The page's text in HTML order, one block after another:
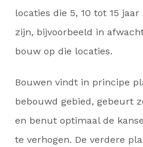
locaties die 5, 10 tot 15
zijn, bijvoorbeeld in
bouw op die locaties.
Bouwen vindt in principe
bebouwd gebied, gebeurt
en benut optimaal de
te verhogen. De verdere